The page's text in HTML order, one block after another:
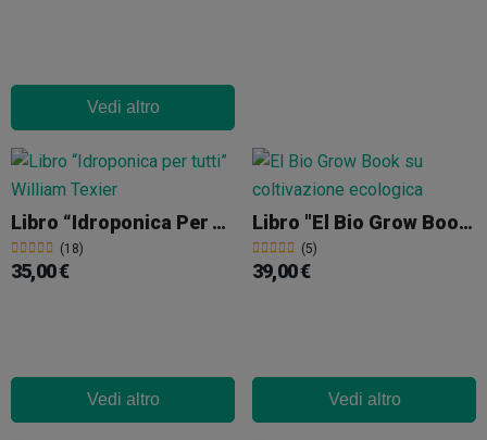
Vedi altro
Libro “Idroponica Per Tutti”
(18)
35,00 €
Vedi altro
Libro "El Bio Grow Book"
(5)
39,00 €
Vedi altro